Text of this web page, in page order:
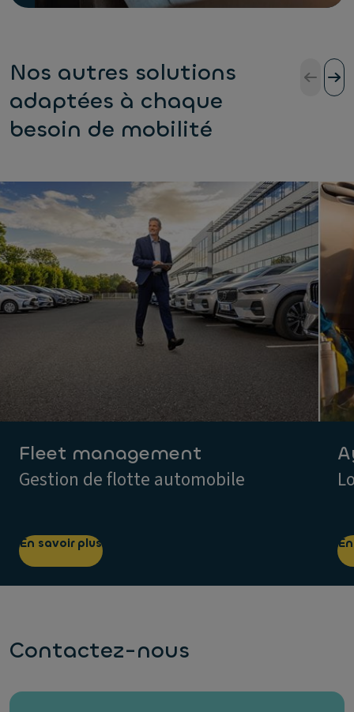
Nos autres solutions
adaptées à chaque
besoin de mobilité
Fleet management
Gestion de flotte automobile
En savoir plus
Contactez-nous